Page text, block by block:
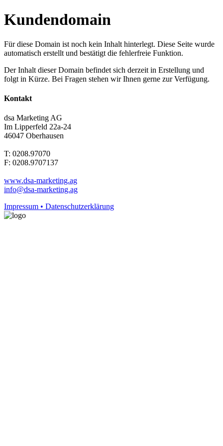
Kundendomain
Für diese Domain ist noch kein Inhalt hinterlegt. Diese Seite wurde
automatisch erstellt und bestätigt die fehlerfreie Funktion.
Der Inhalt dieser Domain befindet sich derzeit in Erstellung und
folgt in Kürze. Bei Fragen stehen wir Ihnen gerne zur Verfügung.
Kontakt
dsa Marketing AG
Im Lipperfeld 22a-24
46047 Oberhausen
T: 0208.97070
F: 0208.9707137
www.dsa-marketing.ag
info@dsa-marketing.ag
Impressum • Datenschutzerklärung